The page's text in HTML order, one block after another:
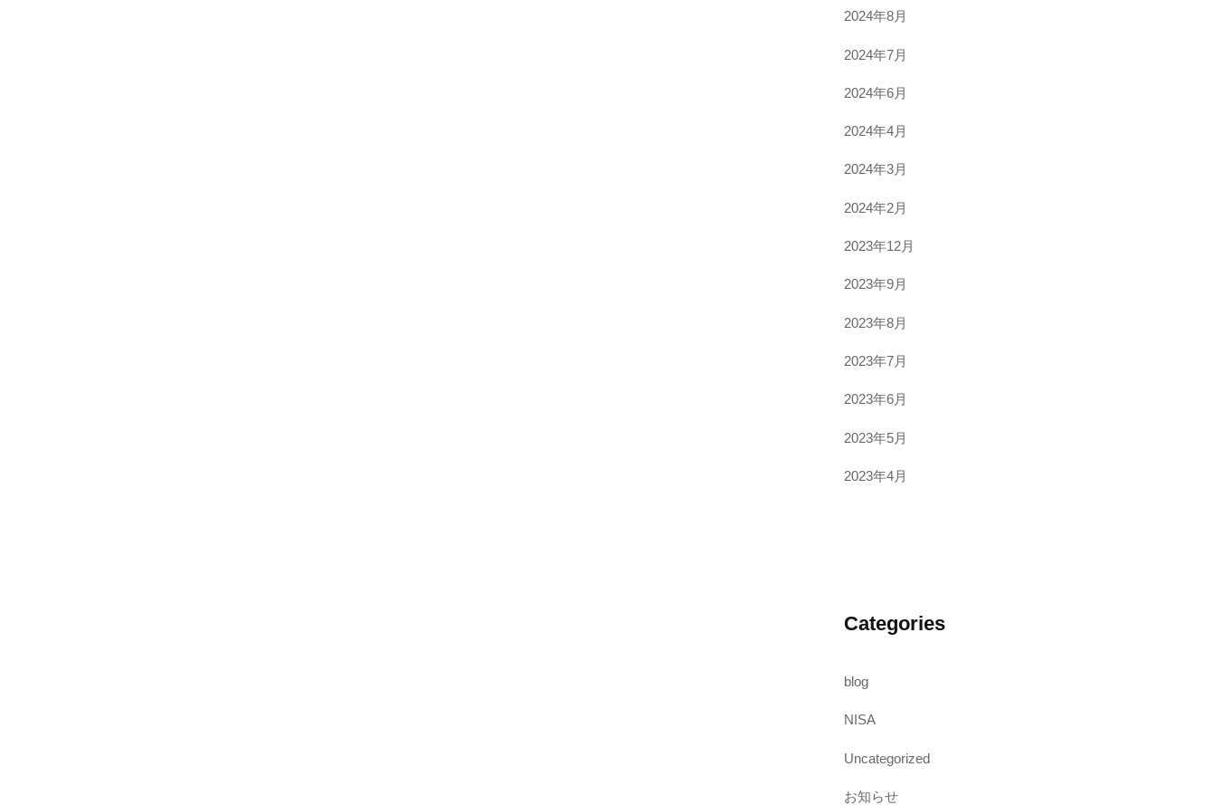
2024年8月
2024年7月
2024年6月
2024年4月
2024年3月
2024年2月
2023年12月
2023年9月
2023年8月
2023年7月
2023年6月
2023年5月
2023年4月
Categories
blog
NISA
Uncategorized
お知らせ